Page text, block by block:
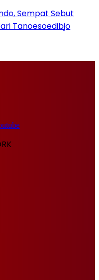
Sempat Sebut
Tanoesoedibjo